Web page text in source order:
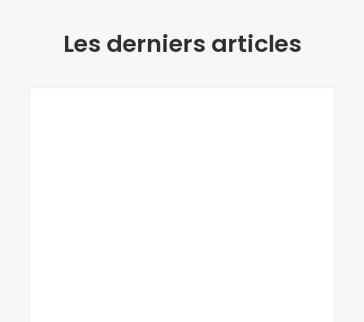
Les derniers articles